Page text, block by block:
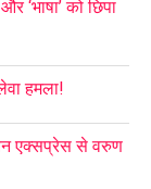
‘भाषा’ को छिपा
हमला!
एक्सप्रेस से वरुण